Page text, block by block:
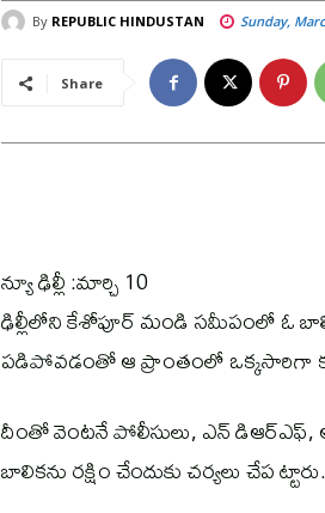
By REPUBLIC HINDUSTAN Sunday,
Share
న్యూ ఢిల్లీ :మార్చి 10
ఢిల్లీలోని కేశోపూర్ మండి సమీపంలో ఓ
పడిపోవడంతో ఆ ప్రాంతంలో ఒక్కసారిగా
దీంతో వెంటనే పోలీసులు, ఎన్
బాలికను రక్షిం చేందుకు చర్యలు చేప ట్టారు.